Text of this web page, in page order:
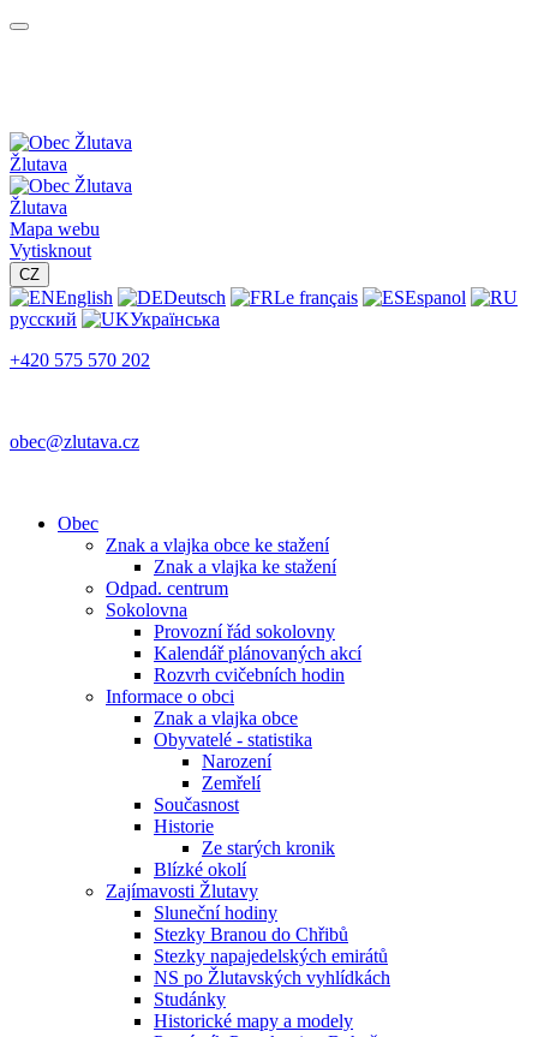
Žlutava
Žlutava
Mapa webu
Vytisknout
CZ
English Deutsch Le français
Espanol
русский
Українська
+420 575 570 202
obec@zlutava.cz
Obec
Znak a vlajka obce ke stažení
Znak a vlajka ke stažení
Odpad. centrum
Sokolovna
Provozní řád sokolovny
Kalendář plánovaných akcí
Rozvrh cvičebních hodin
Informace o obci
Znak a vlajka obce
Obyvatelé - statistika
Narození
Zemřelí
Současnost
Historie
Ze starých kronik
Blízké okolí
Zajímavosti Žlutavy
Sluneční hodiny
Stezky Branou do Chřibů
Stezky napajedelských emirátů
NS po Žlutavských vyhlídkách
Studánky
Historické mapy a modely